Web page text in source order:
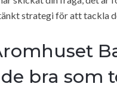
strategi för att tackla
bra som